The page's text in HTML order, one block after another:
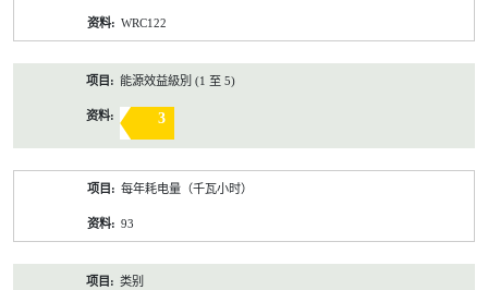
WRC122
能源效益級別 (1 至 5)
3
每年耗电量（千瓦小时）
93
类别